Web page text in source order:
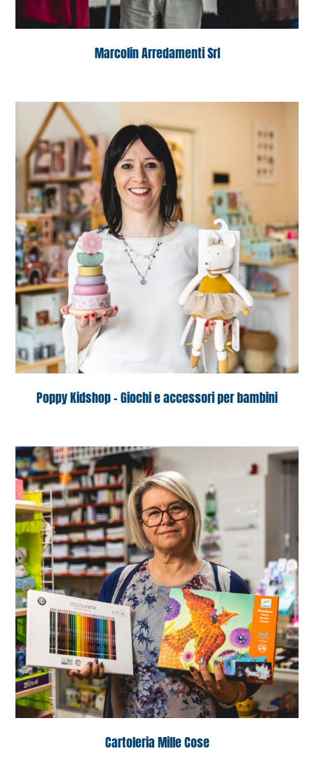
Marcolin Arredamenti Srl
Poppy Kidshop – Giochi e accessori per bambini
Cartoleria Mille Cose